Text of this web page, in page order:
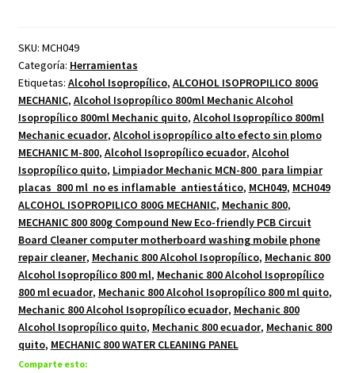
SKU: MCH049
Categoría: Herramientas
Etiquetas: Alcohol Isopropílico, ALCOHOL ISOPROPILICO 800G
MECHANIC, Alcohol Isopropílico 800ml Mechanic Alcohol
Isopropílico 800ml Mechanic quito, Alcohol Isopropílico 800ml
Mechanic ecuador, Alcohol isopropílico alto efecto sin plomo
MECHANIC M-800, Alcohol Isopropílico ecuador, Alcohol
Isopropílico quito, Limpiador Mechanic MCN-800 para limpiar
placas 800 ml no es inflamable antiestático, MCH049, MCH049
ALCOHOL ISOPROPILICO 800G MECHANIC, Mechanic 800,
MECHANIC 800 800g Compound New Eco-friendly PCB Circuit
Board Cleaner computer motherboard washing mobile phone
repair cleaner, Mechanic 800 Alcohol Isopropílico, Mechanic 800
Alcohol Isopropílico 800 ml, Mechanic 800 Alcohol Isopropílico
800 ml ecuador, Mechanic 800 Alcohol Isopropílico 800 ml quito,
Mechanic 800 Alcohol Isopropílico ecuador, Mechanic 800
Alcohol Isopropílico quito, Mechanic 800 ecuador, Mechanic 800
quito, MECHANIC 800 WATER CLEANING PANEL
Comparte esto: